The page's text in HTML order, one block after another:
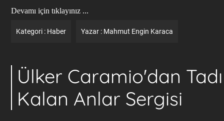
Devamı için tıklayınız ...
Kategori : Haber Yazar : Mahmut Engin Karaca
Ülker Caramio'dan Tadı
Kalan Anlar Sergisi